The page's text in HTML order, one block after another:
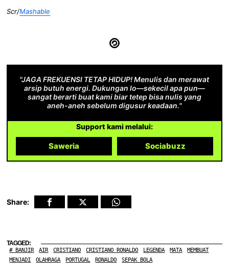
Scr/Mashable
"JAGA FREKUENSI TETAP HIDUP! Menulis dan merawat
arsip butuh energi. Dukungan lo—sekecil apa pun—
sangat berarti buat kami biar tetep bisa nulis yang
aneh-aneh sebelum digusur keadaan."
Support kami melalui:
Saweria Sociabuzz
Share:
TAGGED:
# BANJIR AIR CRISTIANO CRISTIANO RONALDO LEGENDA MATA
MEMBUAT
MENJADI
OLAHRAGA PORTUGAL RONALDO SEPAK BOLA